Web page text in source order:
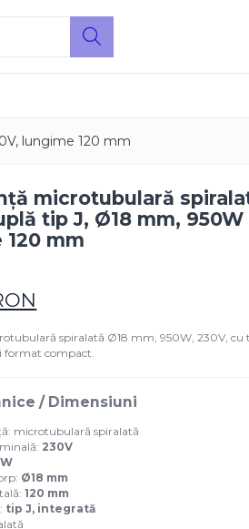
lungime 120 mm
microtubulară
tip J, Ø18 mm, 950W
mm
spiralată Ø18 mm, 950W, 230V, cu
format compact.
/ Dimensiuni
microtubulară spiralată
230V
Ø18 mm
120 mm
tip J, integrată